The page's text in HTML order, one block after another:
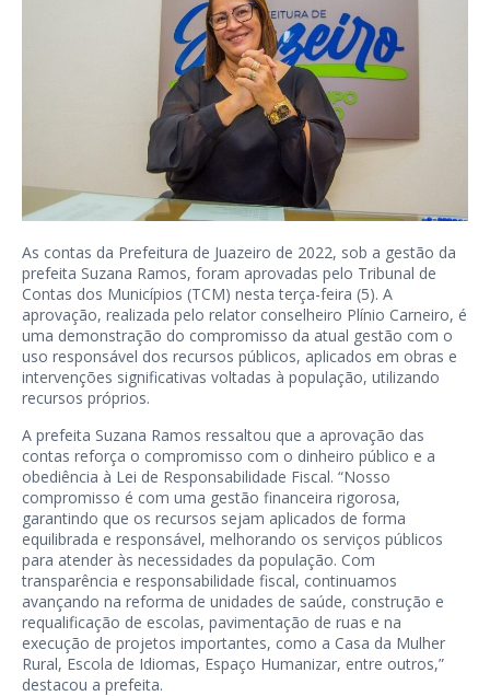
As contas da Prefeitura de Juazeiro de 2022, sob a gestão da
prefeita Suzana Ramos, foram aprovadas pelo Tribunal de
Contas dos Municípios (TCM) nesta terça-feira (5). A
aprovação, realizada pelo relator conselheiro Plínio Carneiro, é
uma demonstração do compromisso da atual gestão com o
uso responsável dos recursos públicos, aplicados em obras e
intervenções significativas voltadas à população, utilizando
recursos próprios.
A prefeita Suzana Ramos ressaltou que a aprovação das
contas reforça o compromisso com o dinheiro público e a
obediência à Lei de Responsabilidade Fiscal. “Nosso
compromisso é com uma gestão financeira rigorosa,
garantindo que os recursos sejam aplicados de forma
equilibrada e responsável, melhorando os serviços públicos
para atender às necessidades da população. Com
transparência e responsabilidade fiscal, continuamos
avançando na reforma de unidades de saúde, construção e
requalificação de escolas, pavimentação de ruas e na
execução de projetos importantes, como a Casa da Mulher
Rural, Escola de Idiomas, Espaço Humanizar, entre outros,”
destacou a prefeita.